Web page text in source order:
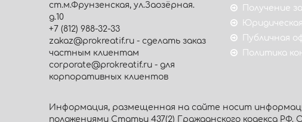
ст.м.Фрунзенская, ул.Заозёрная.
д.10
+7 (812) 988-32-33
zakaz@prokreatif.ru - сделать заказ
частным клиентам
corporate@prokreatif.ru - для
корпоративных клиентов
Получение
Публичная
Политика
Информация, размещенная на сайте носит
положениями Статьи 437(2) Гражданского кодекса